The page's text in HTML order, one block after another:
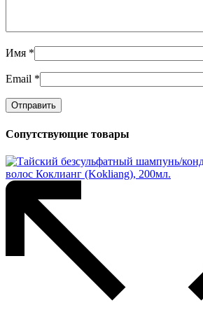
Имя *
Email *
Сопутствующие товары